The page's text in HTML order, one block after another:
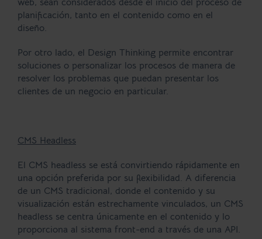
planificación, tanto en el contenido como en el
diseño.
Por otro lado, el Design Thinking permite encontrar
soluciones o personalizar los procesos de manera de
resolver los problemas que puedan presentar los
clientes de un negocio en particular.
CMS Headless
El CMS headless se está convirtiendo rápidamente en
una opción preferida por su flexibilidad. A diferencia
de un CMS tradicional, donde el contenido y su
visualización están estrechamente vinculados, un CMS
headless se centra únicamente en el contenido y lo
proporciona al sistema front-end a través de una API.